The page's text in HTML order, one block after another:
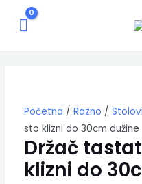
Početna / Razno /
sto klizni do 30cm dužine
Držač
klizni do
klizni
do
30cm
dužine
količina